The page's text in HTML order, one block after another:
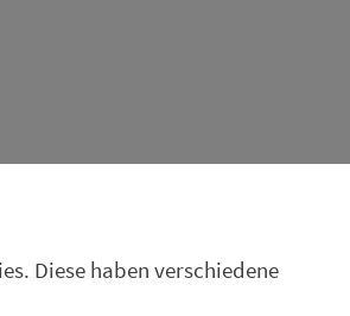
Partner im VGN
Diese haben verschiedene